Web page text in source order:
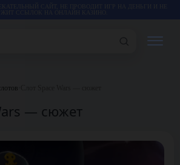
ССЫЛОК НА ОНЛАЙН КАЗИНО.
— сюжет